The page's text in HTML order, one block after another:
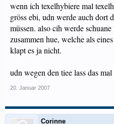
wenn ich texelhybiere mal
gröss ebi, udn werde auch dort
müssen. also cih werde
zusammen hue, welche als
klapt es ja nicht.
udn wegen den tiee lass das
20. Januar 2007
Corinne